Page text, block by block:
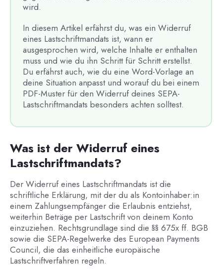
wird.
In diesem Artikel erfährst du, was ein Widerruf
eines Lastschriftmandats ist, wann er
ausgesprochen wird, welche Inhalte er enthalten
muss und wie du ihn Schritt für Schritt erstellst.
Du erfährst auch, wie du eine Word-Vorlage an
deine Situation anpasst und worauf du bei einem
PDF-Muster für den Widerruf deines SEPA-
Lastschriftmandats besonders achten solltest.
Was ist der Widerruf eines
Lastschriftmandats?
Der Widerruf eines Lastschriftmandats ist die
schriftliche Erklärung, mit der du als Kontoinhaber:in
einem Zahlungsempfänger die Erlaubnis entziehst,
weiterhin Beträge per Lastschrift von deinem Konto
einzuziehen. Rechtsgrundlage sind die §§ 675x ff. BGB
sowie die SEPA-Regelwerke des European Payments
Council, die das einheitliche europäische
Lastschriftverfahren regeln.